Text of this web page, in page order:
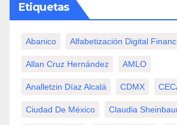
Etiquetas
Abanico Alfabetización Digital
Allan Cruz Hernández AMLO
Analletzin Díaz Alcalá CDMX
Ciudad De México Claudia